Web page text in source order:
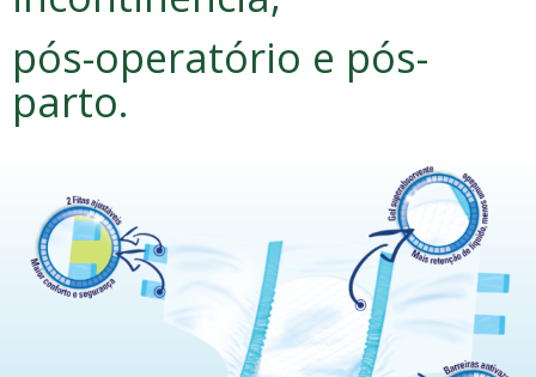
pós-operatório e pós-
parto.